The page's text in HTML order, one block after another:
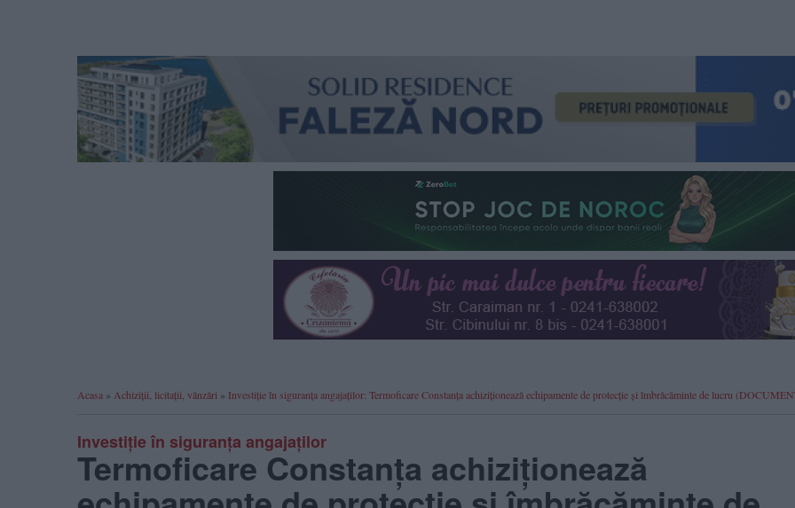
Acasa » Achiziții, licitații, vânzări » Investiție în siguranța angajaților: Termoficare Constanța achiziționează echipamente de protecție și îmbrăcăminte de lucru
Investiție în siguranța angajaților
Termoficare Constanța achiziționează